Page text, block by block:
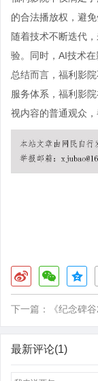
的合法播放权，避
随着技术不断迭代
验。同时，AI技术
总结而言，福利影
服务体系，福利影
视内容的普通观众
下一篇： 《纪念碑
最新评论(1)